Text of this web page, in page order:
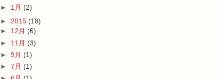
► 1月 (2)
► 2015 (18)
► 12月 (6)
► 11月 (3)
► 9月 (1)
► 7月 (1)